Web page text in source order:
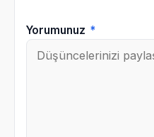
Yorumunuz *